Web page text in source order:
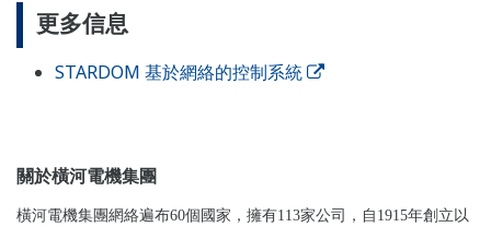
更多信息
STARDOM 基於網絡的控制系統
關於橫河電機集團
橫河電機集團網絡遍布60個國家，擁有113家公司，自1915年創立以